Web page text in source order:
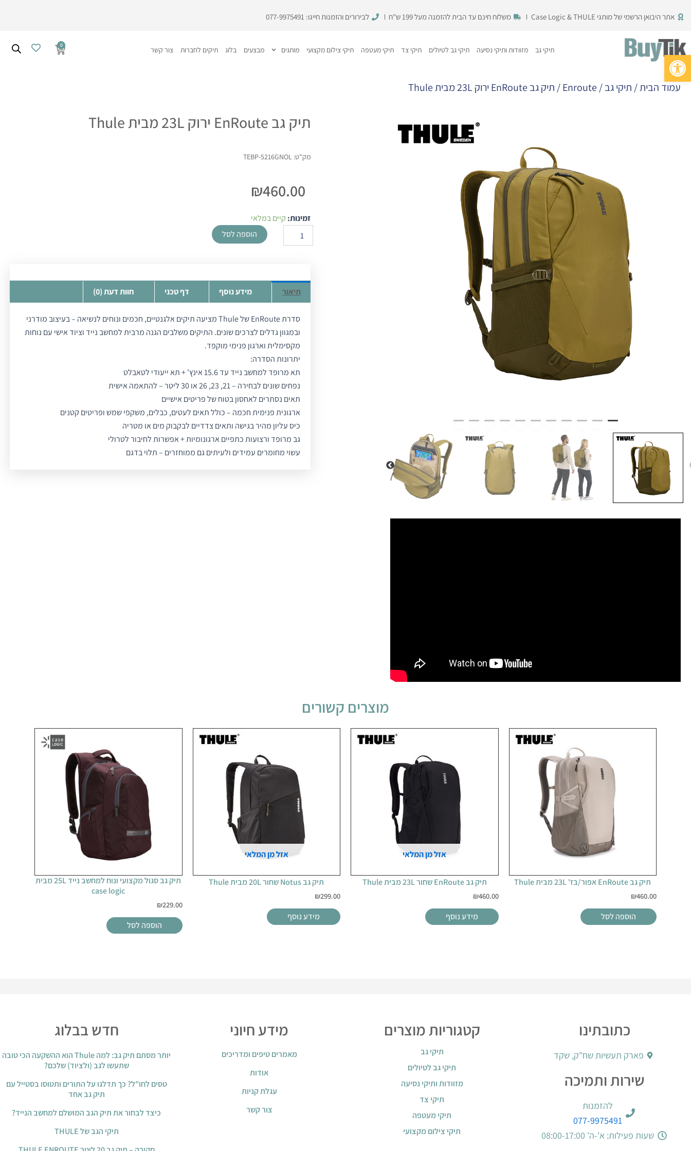
פתח סרגל נגישות
לתוכןאתר היבואן הרשמי של מותגי Case Logic & THULE משלוח חינם עד הבית להזמנה מעל 199 ש"ח לבירורים והזמנות חייגו: 077-9975491
תיקי גב מזוודות ותיקי נסיעה תיקי גב לטיולים תיקי צד תיקי מעטפה תיקי צילום מקצועי מותגים מבצעים בלוג תיקים לחברות צור קשר
0
עגלת
קניות
עמוד הבית/ תיקי גב/
Enroute/ תיק גב EnRoute ירוק 23L מבית Thule
תיק גב EnRoute ירוק 23L מבית Thule
מק"ט: TEBP-5216GNOL
₪460.00
זמינות: קיים במלאי
כמות
של
תיק
גב
מבית
Thule
הוספה לסל
תיאור מידע נוסף דף טכני חוות דעת (0)
סדרת EnRoute של Thule מציעה תיקים אלגנטיים, חכמים ונוחים לנשיאה – בעיצוב מודרני
ובמגוון גדלים לצרכים שונים. התיקים משלבים הגנה מרבית למחשב נייד וציוד אישי עם נוחות
מקסימלית וארגון פנימי מוקפד.
יתרונות הסדרה:
תא מרופד למחשב נייד עד 15.6 אינץ' + תא ייעודי לטאבלט
נפחים שונים לבחירה – 21, 23, 26 או 30 ליטר – להתאמה אישית
תאים נסתרים לאחסון בטוח של פריטים אישיים
ארגונית פנימית חכמה – כולל תאים לעטים, כבלים, משקפי שמש ופריטים קטנים
כיס עליון מהיר בגישה ותאים צדדיים לבקבוק מים או מטריה
גב מרופד ורצועות כתפיים ארגונומיות + אפשרות לחיבור לטרולי
עשוי מחומרים עמידים ולעיתים גם ממוחזרים – תלוי בדגם
מוצרים קשורים
תיק גב EnRoute אפור/בז' 23L מבית Thule
₪460.00
הוספה לסל
אזל מן המלאי
תיק גב EnRoute שחור 23L מבית Thule
₪460.00
מידע נוסף
אזל מן המלאי
תיק גב Notus שחור 20L מבית Thule
₪299.00
מידע נוסף
תיק גב סגול מקצועי ונוח למחשב נייד 25L מבית
case logic
₪229.00
הוספה לסל
כתובתינו
פארק תעשיות שח"ק, שקד
שירות ותמיכה
להזמנות
077-9975491
שעות פעילות: א'-ה' 08:00-17:00
קטגוריות מוצרים
תיקי גב
תיקי גב לטיולים
מזוודות ותיקי נסיעה
תיקי צד
תיקי מעטפה
תיקי צילום מקצועי
מידע חיוני
מאמרים טיפים ומדריכים
אודות
עגלת קניות
צור קשר
חדש בבלוג
יותר מסתם תיק גב: למה Thule הוא ההשקעה הכי טובה
שתעשו לגב (ולציוד) שלכם?
טסים לחו"ל? כך תדלגו על התורים ותטוסו בסטייל עם
תיק גב אחד
כיצד לבחור את תיק הגב המושלם למחשב הנייד?
תיקי הגב של THULE